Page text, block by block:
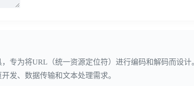
专为将URL（统一资源定位符）进行编码和解码而设
发、数据传输和文本处理需求。